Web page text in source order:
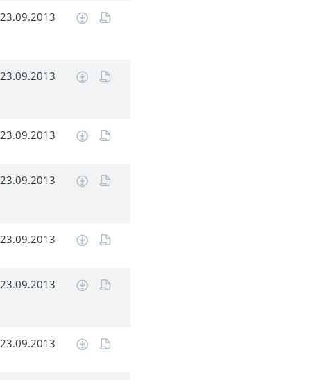
23.09.2013
23.09.2013
23.09.2013
23.09.2013
23.09.2013
23.09.2013
23.09.2013